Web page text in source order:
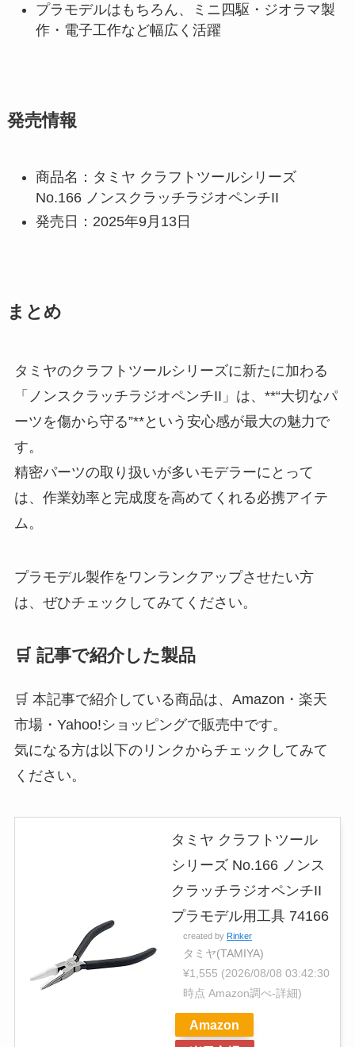
プラモデルはもちろん、ミニ四駆・ジオラマ製
作・電子工作など幅広く活躍
発売情報
商品名：タミヤ クラフトツールシリーズ
No.166 ノンスクラッチラジオペンチII
発売日：2025年9月13日
まとめ
タミヤのクラフトツールシリーズに新たに加わる
「ノンスクラッチラジオペンチII」は、**“大切なパ
ーツを傷から守る”**という安心感が最大の魅力で
す。
精密パーツの取り扱いが多いモデラーにとって
は、作業効率と完成度を高めてくれる必携アイテ
ム。
プラモデル製作をワンランクアップさせたい方
は、ぜひチェックしてみてください。
🛒 記事で紹介した製品
🛒 本記事で紹介している商品は、Amazon・楽天
市場・Yahoo!ショッピングで販売中です。
気になる方は以下のリンクからチェックしてみて
ください。
タミヤ クラフトツール
シリーズ No.166 ノンス
クラッチラジオペンチII
プラモデル用工具 74166
created by Rinker
タミヤ(TAMIYA)
¥1,555 (2026/08/08 03:42:30
時点 Amazon調べ-詳細)
Amazon